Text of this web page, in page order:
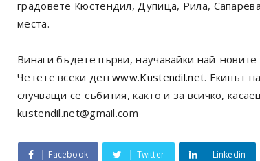
градовете Кюстендил, Дупица, Рила,
места.
Винаги бъдете първи, научавайки най-
Четете всеки денwww.Kustendil.net. Екипът
случващи се събития, както и за всичко,
kustendil.net@gmail.com
Facebook Twitter Linkedin